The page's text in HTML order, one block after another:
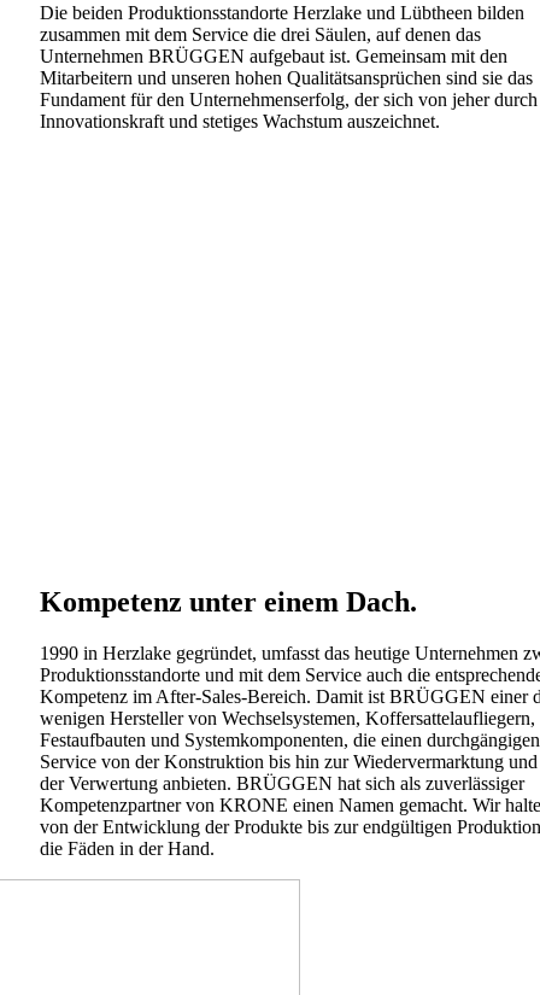
Die beiden Produktionsstandorte Herzlake und Lübtheen bilden
zusammen mit dem Service die drei Säulen, auf denen das
Unternehmen BRÜGGEN aufgebaut ist. Gemeinsam mit den
Mitarbeitern und unseren hohen Qualitätsansprüchen sind sie das
Fundament für den Unternehmenserfolg, der sich von jeher durch
Innovationskraft und stetiges Wachstum auszeichnet.
Kompetenz unter einem Dach.
1990 in Herzlake gegründet, umfasst das heutige Unternehmen
Produktionsstandorte und mit dem Service auch die
Kompetenz im After-Sales-Bereich. Damit ist BRÜGGEN einer
wenigen Hersteller von Wechselsystemen, Koffersattelaufliegern,
Festaufbauten und Systemkomponenten, die einen durchgängigen
Service von der Konstruktion bis hin zur Wiedervermarktung und
der Verwertung anbieten. BRÜGGEN hat sich als zuverlässiger
Kompetenzpartner von KRONE einen Namen gemacht. Wir
von der Entwicklung der Produkte bis zur endgültigen Produktion
die Fäden in der Hand.